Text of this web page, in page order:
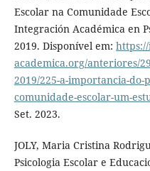
Escolar na Comunidade
Integración Académica en
2019. Disponível em:
academica.org/anteriores/
2019/225-a-importancia-do-
comunidade-escolar-um-
Set. 2023.
JOLY, Maria Cristina
Psicologia Escolar e